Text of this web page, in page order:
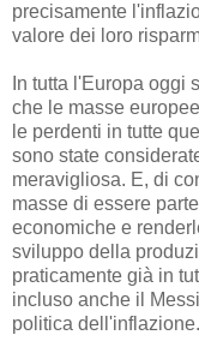
precisamente
valore dei loro
In tutta l'Europa oggi
che le masse
le perdenti in tutte
sono state
meravigliosa. E, di
masse di essere
economiche e
sviluppo della
praticamente già in
incluso anche il
politica dell'inflazione.